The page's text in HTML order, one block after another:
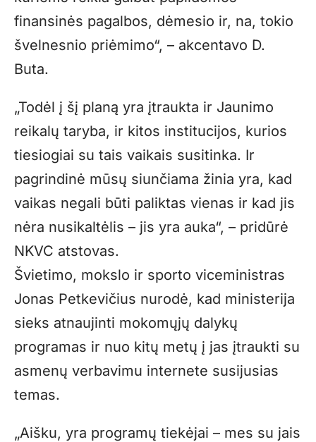
finansinės pagalbos, dėmesio ir, na, tokio
švelnesnio priėmimo“, – akcentavo D.
Buta.
„Todėl į šį planą yra įtraukta ir Jaunimo
reikalų taryba, ir kitos institucijos, kurios
tiesiogiai su tais vaikais susitinka. Ir
pagrindinė mūsų siunčiama žinia yra, kad
vaikas negali būti paliktas vienas ir kad jis
nėra nusikaltėlis – jis yra auka“, – pridūrė
NKVC atstovas.
Švietimo, mokslo ir sporto viceministras
Jonas Petkevičius nurodė, kad ministerija
sieks atnaujinti mokomųjų dalykų
programas ir nuo kitų metų į jas įtraukti su
asmenų verbavimu internete susijusias
temas.
„Aišku, yra programų tiekėjai – mes su jais